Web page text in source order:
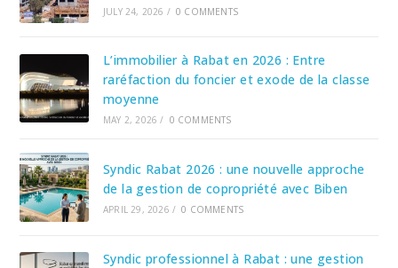
JULY 24, 2026 / 0 COMMENTS
L’immobilier à Rabat en 2026 : Entre
raréfaction du foncier et exode de la classe
moyenne
MAY 2, 2026 / 0 COMMENTS
Syndic Rabat 2026 : une nouvelle approche
de la gestion de copropriété avec Biben
APRIL 29, 2026 / 0 COMMENTS
Syndic professionnel à Rabat : une gestion